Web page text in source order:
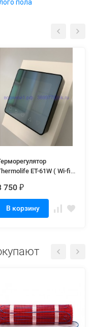
пола
ЕТ-61W ( Wi-fi,
750 ₽
В корзину